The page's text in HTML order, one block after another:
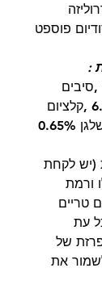
פוספט
:
חלבון 33% ,שומן 15% ,סיבים
(תאית ) 2% , אפר 6.2% ,קלציום
1.3% , זרחן 0.9% , אשלגן 0.65%
(יש לקחת
ורמת
טריים
עת
של
את